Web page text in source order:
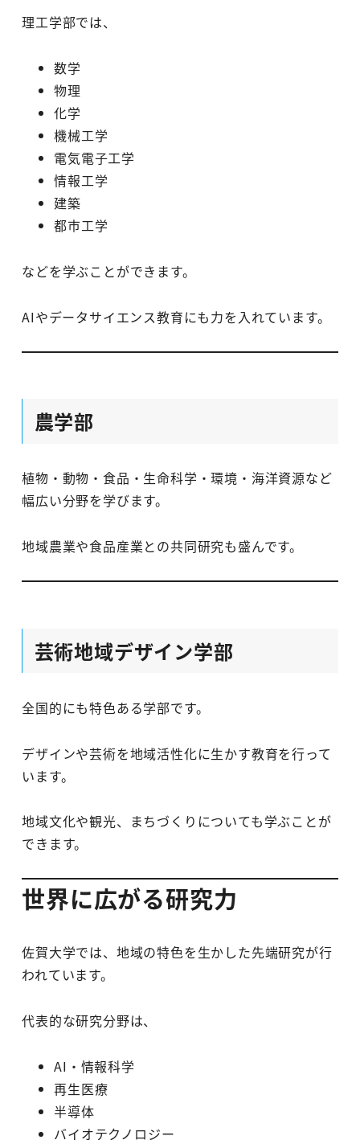
理工学部では、
数学
物理
化学
機械工学
電気電子工学
情報工学
建築
都市工学
などを学ぶことができます。
AIやデータサイエンス教育にも力を入れています。
農学部
植物・動物・食品・生命科学・環境・海洋資源など
幅広い分野を学びます。
地域農業や食品産業との共同研究も盛んです。
芸術地域デザイン学部
全国的にも特色ある学部です。
デザインや芸術を地域活性化に生かす教育を行って
います。
地域文化や観光、まちづくりについても学ぶことが
できます。
世界に広がる研究力
佐賀大学では、地域の特色を生かした先端研究が行
われています。
代表的な研究分野は、
AI・情報科学
再生医療
半導体
バイオテクノロジー